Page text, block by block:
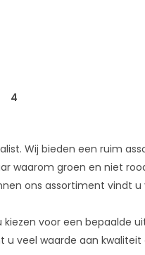
4
Wij bieden een ruim
waarom groen en niet
ons assortiment vindt u
voor een bepaalde
veel waarde aan